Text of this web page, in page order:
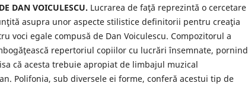
DAN VOICULESCU. Lucrarea de faţă reprezintă o cercetare
asupra unor aspecte stilistice definitorii pentru creaţia
voci egale compusă de Dan Voiculescu. Compozitorul a
repertoriul copiilor cu lucrări însemnate, pornind
că acesta trebuie apropiat de limbajul muzical
Polifonia, sub diversele ei forme, conferă acestui tip de